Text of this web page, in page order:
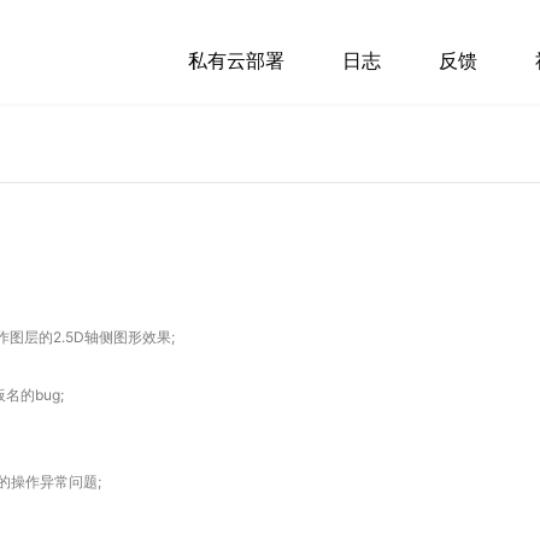
私有云部署 日志 反馈
图层的2.5D轴侧图形效果;
名的bug;
操作异常问题;